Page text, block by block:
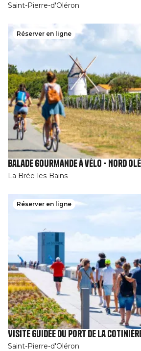
Saint-Pierre-d'Oléron
Réserver en ligne
Balade gourmande à vélo - Nord
La Brée-les-Bains
Réserver en ligne
Visite guidée du port de la
Saint-Pierre-d'Oléron